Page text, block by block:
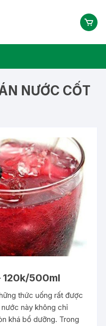
NƯỚC CỐT
120k/500ml
thức uống rất được
này không chỉ
khá bổ dưỡng. Trong